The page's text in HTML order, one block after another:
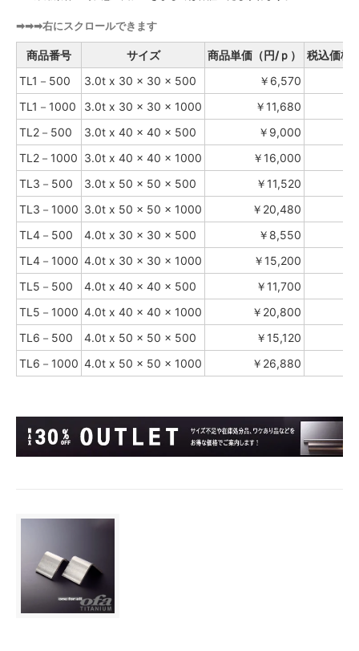
➡➡➡右にスクロールできます
商品番号 サイズ 商品単価（円/ｐ）
税込価格
TL1－500
3.0t x 30 x 30 x 500
￥6,570
TL1－1000
3.0t x 30 x 30 x 1000 ￥11,680
TL2－500
3.0t x 40 x 40 x 500 ￥9,000
TL2－1000 3.0t x 40 x 40 x 1000 ￥16,000
TL3－500
3.0t x 50 x 50 x 500 ￥11,520
TL3－1000 3.0t x 50 x 50 x 1000 ￥20,480
TL4－500
4.0t x 30 x 30 x 500 ￥8,550
TL4－1000 4.0t x 30 x 30 x 1000 ￥15,200
TL5－500
4.0t x 40 x 40 x 500 ￥11,700
TL5－1000 4.0t x 40 x 40 x 1000 ￥20,800
TL6－500
4.0t x 50 x 50 x 500 ￥15,120
TL6－1000 4.0t x 50 x 50 x 1000 ￥26,880